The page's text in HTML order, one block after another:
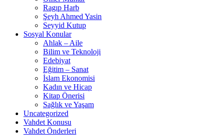
Ragıp Harb
Şeyh Ahmed Yasin
Seyyid Kutup
Sosyal Konular
Ahlak – Aile
Bilim ve Teknoloji
Edebiyat
Eğitim – Sanat
İslam Ekonomisi
Kadın ve Hicap
Kitap Önerisi
Sağlık ve Yaşam
Uncategorized
Vahdet Konusu
Vahdet Önderleri